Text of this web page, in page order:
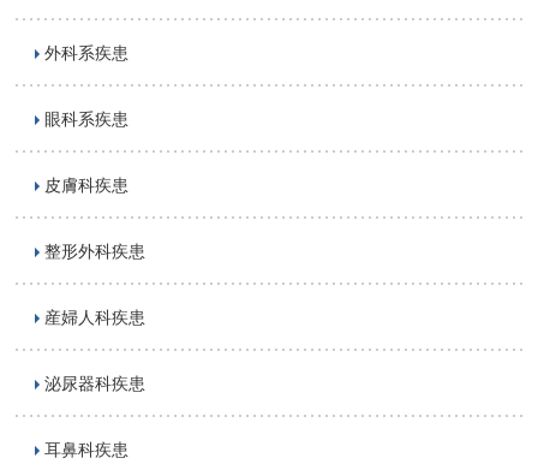
外科系疾患
眼科系疾患
皮膚科疾患
整形外科疾患
産婦人科疾患
泌尿器科疾患
耳鼻科疾患